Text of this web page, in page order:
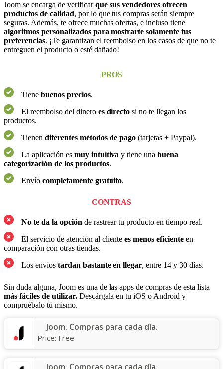
Joom se encarga de verificarque sus vendedores ofrecen
productos de calidad, por lo que tus compras serán siempre
seguras. Además, te ofrece muchas ofertas, e incluso tiene
algoritmos personalizados para mostrarte solamente tus
preferencias. ¡Te garantizan el reembolso en los casos de que no te
entreguen el producto o esté dañado!
PROS
Tiene buenos precios.
El reembolso del dinero es directo si no te llegan los
productos.
Tienen diferentes métodos de pago (tarjetas + Paypal).
La aplicación es muy intuitiva y tiene una buena
categorización de los productos.
Envío completamente gratuito.
CONTRAS
No te da la opción de rastrear tu producto en tiempo real.
El servicio de atención al cliente es menos eficiente en
comparación con otras tiendas.
Los envíos tardan bastante en llegar, entre 14 y 30 días.
Sin duda alguna, Joom es una de las apps de compras de esta lista
más fáciles de utilizar. Descárgala en tu iOS o Android y
compruébalo tú mismo.
Joom. Compras para cada día.
Price: Free
Joom. Compras para cada día.